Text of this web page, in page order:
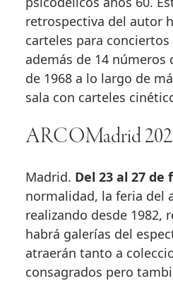
retrospectiva del autor
carteles para
además de 14
de 1968 a lo largo de
sala con carteles
ARCOMadrid
Madrid. Del 23 al 27
normalidad, la feria del
realizando desde 1982,
habrá galerías del
atraerán tanto a
consagrados pero